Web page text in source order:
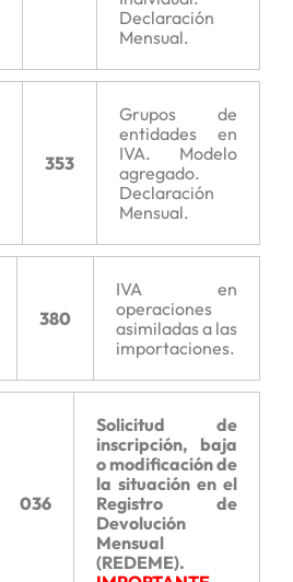
Declaración
Mensual.
353
Grupos de
entidades en
IVA. Modelo
agregado.
Declaración
Mensual.
380
IVA en
operaciones
asimiladas a las
importaciones.
036
Solicitud de
inscripción, baja
o modificación de
la situación en el
Registro de
Devolución
Mensual
(REDEME).